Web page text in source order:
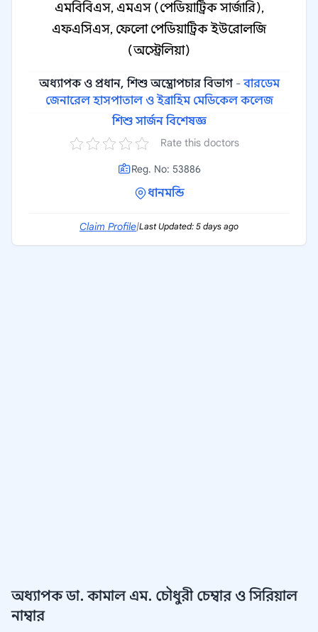
এমবিবিএস, এমএস (পেডিয়াট্রিক সার্জারি),
এফএসিএস, ফেলো পেডিয়াট্রিক ইউরোলজি
(অস্ট্রেলিয়া)
অধ্যাপক ও প্রধান, শিশু অস্ত্রোপচার বিভাগ -বারডেম
জেনারেল হাসপাতাল ও ইব্রাহিম মেডিকেল কলেজ
শিশু সার্জন বিশেষজ্ঞ
Rate this doctors
Reg. No: 53886
ধানমন্ডি
Claim Profile|Last Updated: 5 days ago
অধ্যাপক ডা. কামাল এম. চৌধুরী চেম্বার ও সিরিয়াল
নাম্বার